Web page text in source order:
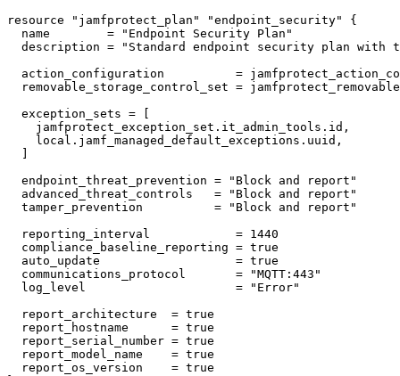
resource "jamfprotect_plan" "endpoint_security" {
  name        = "Endpoint Security Plan"
description = "Standard endpoint security plan with
action_configuration          =
removable_storage_control_set =
  exception_sets = [
    jamfprotect_exception_set.it_admin_tools.id,
    local.jamf_managed_default_exceptions.uuid,
  endpoint_threat_prevention = "Block and report"
  advanced_threat_controls   = "Block and report"
  tamper_prevention          = "Block and report"
  reporting_interval            = 1440
  compliance_baseline_reporting = true
  auto_update                   = true
  communications_protocol       = "MQTT:443"
  log_level                     = "Error"
  report_architecture  = true
  report_hostname      = true
  report_serial_number = true
  report_model_name    = true
  report_os_version    = true